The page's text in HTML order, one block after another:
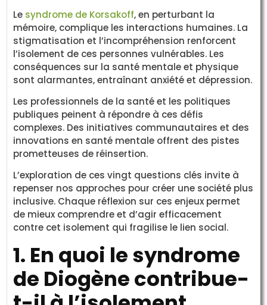
Le syndrome de Korsakoff, en perturbant la
mémoire, complique les interactions humaines. La
stigmatisation et l’incompréhension renforcent
l’isolement de ces personnes vulnérables. Les
conséquences sur la santé mentale et physique
sont alarmantes, entraînant anxiété et dépression.
Les professionnels de la santé et les politiques
publiques peinent à répondre à ces défis
complexes. Des initiatives communautaires et des
innovations en santé mentale offrent des pistes
prometteuses de réinsertion.
L’exploration de ces vingt questions clés invite à
repenser nos approches pour créer une société plus
inclusive. Chaque réflexion sur ces enjeux permet
de mieux comprendre et d’agir efficacement
contre cet isolement qui fragilise le lien social.
1. En quoi le syndrome
de Diogène contribue-